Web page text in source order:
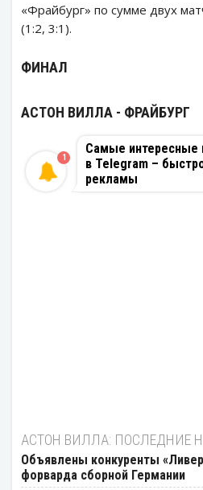
«Фрайбург» по сумме двух
(1:2, 3:1).
ФИНАЛ
АСТОН ВИЛЛА - ФРАЙБУРГ
Самые интересные
в Telegram –
рекламы
1
АСТОН ВИЛЛА: ПОСЛЕДНИЕ
Объявлены конкуренты
форварда сборной Германии